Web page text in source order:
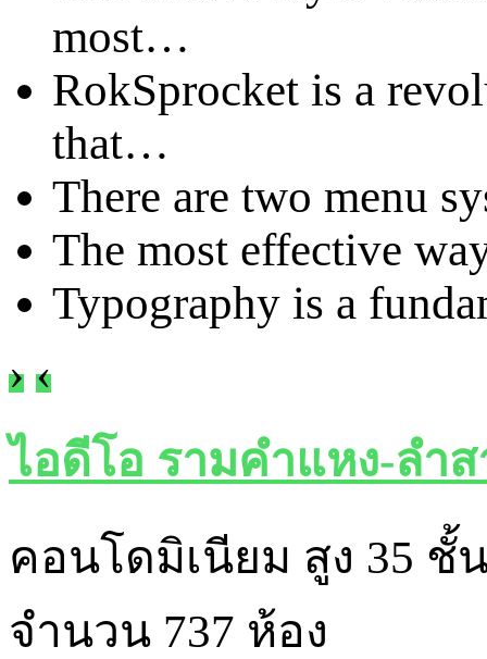
most…
RokSprocket is a
that…
There are two menu
The most effective
Typography is a
› ‹
ไอดีโอ รามคำแหง-ลำ
คอนโดมิเนียม สูง 35 ชั้
จำนวน 737 ห้อง